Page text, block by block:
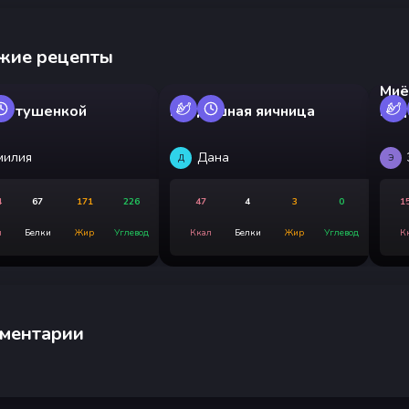
рецепты
тушенкой
67
Белки
171
Жир
226
Углевод
Воздушная яичница
Д Дана
47
Ккал
4
Белки
3
Жир
0
Углевод
Э